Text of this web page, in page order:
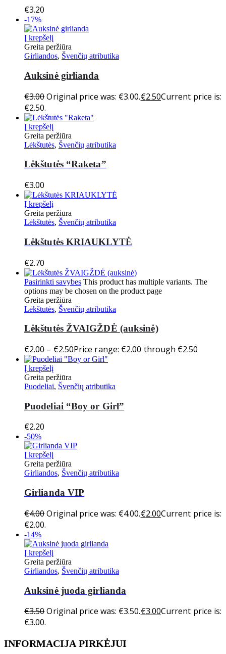
€3.20
-17%
Į krepšelį
Greita peržiūra
Girliandos, Švenčių atributika
Auksinė girlianda
€3.00Original price was: €3.00.€2.50Current price is:
€2.50.
Į krepšelį
Greita peržiūra
Lėkštutės, Švenčių atributika
Lėkštutės “Raketa”
€3.00
Į krepšelį
Greita peržiūra
Lėkštutės, Švenčių atributika
Lėkštutės KRIAUKLYTĖ
€2.70
Pasirinkti savybes This product has multiple variants. The
options may be chosen on the product page
Greita peržiūra
Lėkštutės, Švenčių atributika
Lėkštutės ŽVAIGŽDĖ (auksinė)
€2.00 – €2.50Price range: €2.00 through €2.50
Į krepšelį
Greita peržiūra
Puodeliai, Švenčių atributika
Puodeliai “Boy or Girl”
€2.20
-50%
Į krepšelį
Greita peržiūra
Girliandos, Švenčių atributika
Girlianda VIP
€4.00Original price was: €4.00.€2.00Current price is:
€2.00.
-14%
Į krepšelį
Greita peržiūra
Girliandos, Švenčių atributika
Auksinė juoda girlianda
€3.50Original price was: €3.50.€3.00Current price is:
€3.00.
INFORMACIJA PIRKĖJUI